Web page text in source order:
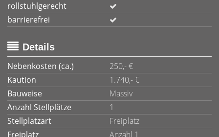
rollstuhlgerecht
barrierefrei
Details
Nebenkosten (ca.)
250,- €
Kaution
1.740,- €
Bauweise
Massiv
Anzahl Stellplätze
1
Stellplatzart
Freiplatz
Freiplatz
Anzahl 1